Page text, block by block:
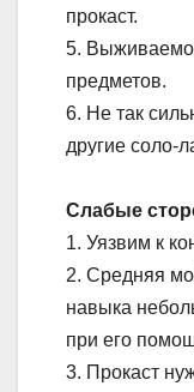
прокаст.
5.
предметов.
6. Не так
другие соло-
Слабые
1. Уязвим к
2. Средняя
навыка
при его
3. Прокаст